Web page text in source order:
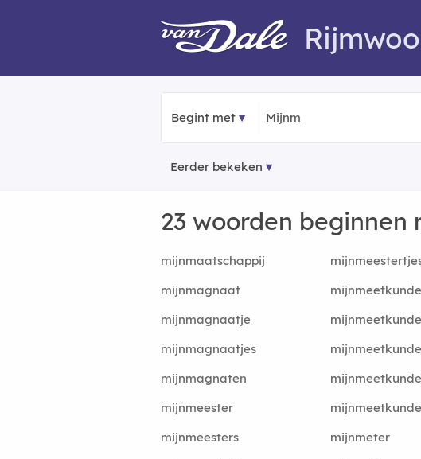
Begint met
Eerder bekeken
23 woorden beginnen
mijnmaatschappij
mijnmagnaat
mijnmeetkunde
mijnmagnaatje
mijnmagnaatjes
mijnmagnaten
mijnmeester
mijnmeesters
mijnmeter